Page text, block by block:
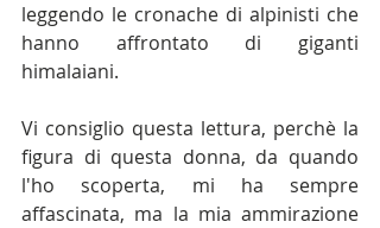
leggendo le cronache di alpinisti che
hanno affrontato di giganti
himalaiani.
Vi consiglio questa lettura, perchè la
figura di questa donna, da quando
l'ho scoperta, mi ha sempre
affascinata, ma la mia ammirazione